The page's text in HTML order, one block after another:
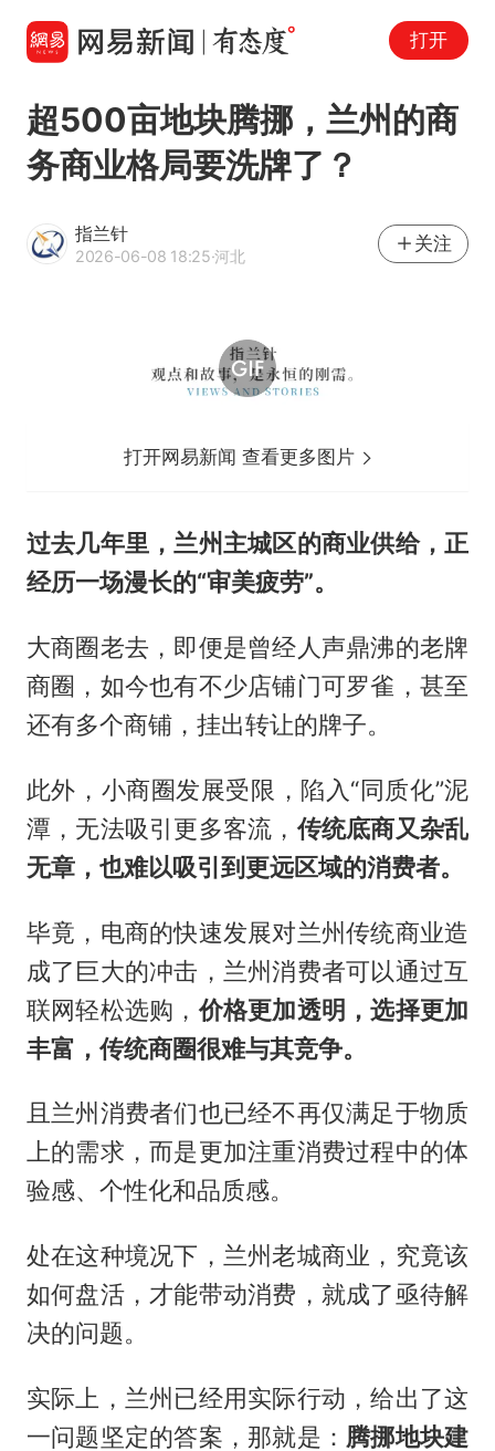
打开
超500亩地块腾挪，兰州的商
务商业格局要洗牌了？
指兰针
2026-06-08 18:25·河北
关注
打开网易新闻 查看更多图片
过去几年里，兰州主城区的商业供给，正
经历一场漫长的“审美疲劳”。
大商圈老去，即便是曾经人声鼎沸的老牌
商圈，如今也有不少店铺门可罗雀，甚至
还有多个商铺，挂出转让的牌子。
此外，小商圈发展受限，陷入“同质化”泥
潭，无法吸引更多客流， 传统底商又杂乱
无章， 也难以吸引到更远区域的消费者。
毕竟，电商的快速发展对兰州传统商业造
成了巨大的冲击，兰州消费者可以通过互
联网轻松选购，价格更加透明，选择更加
丰富，传统商圈很难与其竞争。
且兰州消费者们也已经不再仅满足于物质
上的需求，而是更加注重消费过程中的体
验感、个性化和品质感。
处在这种境况下，兰州老城商业，究竟该
如何盘活，才能带动消费，就成了亟待解
决的问题。
实际上，兰州已经用实际行动，给出了这
一问题坚定的答案，那就是： 腾挪地块建